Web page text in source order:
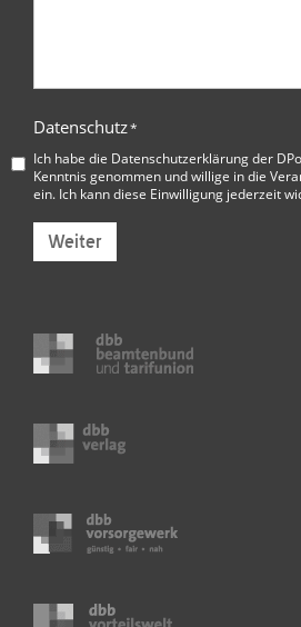
Datenschutz*
Ich habe die Datenschutzerklärung der
Kenntnis genommen und willige in die
ein. Ich kann diese Einwilligung jederzeit
Weiter